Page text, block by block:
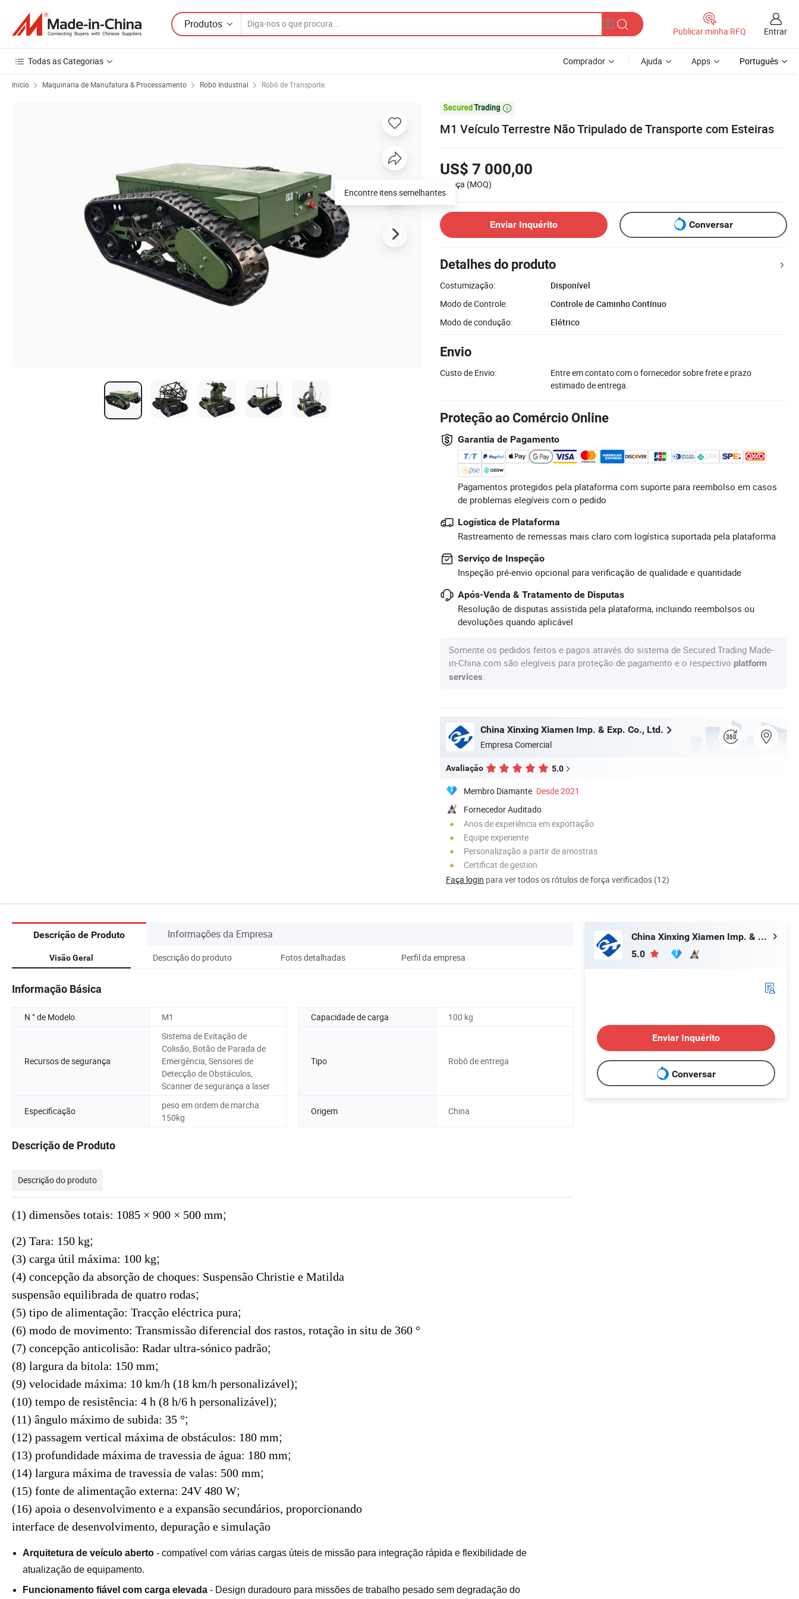
Produtos
Publicar minha RFQ Entrar
Todas as Categorias Comprador Ajuda Apps Português
Início Maquinaria de Manufatura & Processamento Robô Industrial Robô de Transporte

M1 Veículo Terrestre Não Tripulado de Transporte com Esteiras
US$ 7 000,00
1 Peça (MOQ)
Enviar Inquérito Conversar
Detalhes do produto
Costumização:
Disponível
Modo de Controle:
Controle de Caminho Contínuo
Modo de condução:
Elétrico
Envio
Custo de Envio:
Entre em contato com o fornecedor sobre frete e prazo
estimado de entrega.
Proteção ao Comércio Online
Garantia de Pagamento
Pagamentos protegidos pela plataforma com suporte para reembolso em casos
de problemas elegíveis com o pedido
Logística de Plataforma
Rastreamento de remessas mais claro com logística suportada pela plataforma
Serviço de Inspeção
Inspeção pré-envio opcional para verificação de qualidade e quantidade
Após-Venda & Tratamento de Disputas
Resolução de disputas assistida pela plataforma, incluindo reembolsos ou
devoluções quando aplicável
Somente os pedidos feitos e pagos através do sistema de Secured Trading Made-
in-China.com são elegíveis para proteção de pagamento e o respectivo platform
services
China Xinxing Xiamen Imp. & Exp. Co., Ltd.
Empresa Comercial
Avaliação 5.0
Membro Diamante Desde 2021
Fornecedor Auditado
Anos de experiência em exportação
Equipe experiente
Personalização a partir de amostras
Certificat de gestion
Faça login para ver todos os rótulos de força verificados (12)
Encontre itens semelhantes
Descrição de Produto Informações da Empresa
Visão Geral Descrição do produto Fotos detalhadas Perfil da empresa
Informação Básica
N ° de Modelo. M1 Capacidade de carga 100 kg
Recursos de segurança
Sistema de Evitação de
Colisão, Botão de Parada de
Emergência, Sensores de
Detecção de Obstáculos,
Scanner de segurança a laser
Tipo Robô de entrega
Especificação
peso em ordem de marcha:
150kg
Origem China
Descrição de Produto
Descrição do produto
(1) dimensões totais: 1085 × 900 × 500 mm;
(2) Tara: 150 kg;
(3) carga útil máxima: 100 kg;
(4) concepção da absorção de choques: Suspensão Christie e Matilda
suspensão equilibrada de quatro rodas;
(5) tipo de alimentação: Tracção eléctrica pura;
(6) modo de movimento: Transmissão diferencial dos rastos, rotação in situ de 360 °
(7) concepção anticolisão: Radar ultra-sónico padrão;
(8) largura da bitola: 150 mm;
(9) velocidade máxima: 10 km/h (18 km/h personalizável);
(10) tempo de resistência: 4 h (8 h/6 h personalizável);
(11) ângulo máximo de subida: 35 °;
(12) passagem vertical máxima de obstáculos: 180 mm;
(13) profundidade máxima de travessia de água: 180 mm;
(14) largura máxima de travessia de valas: 500 mm;
(15) fonte de alimentação externa: 24V 480 W;
(16) apoia o desenvolvimento e a expansão secundários, proporcionando
interface de desenvolvimento, depuração e simulação
Arquitetura de veículo aberto - compatível com várias cargas úteis de missão para integração rápida e flexibilidade de
atualização de equipamento.
Funcionamento fiável com carga elevada - Design duradouro para missões de trabalho pesado sem degradação do
China Xinxing Xiamen Imp. & Exp. Co., Ltd.
5.0
Enviar Inquérito
Conversar